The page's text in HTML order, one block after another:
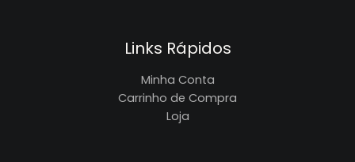
Links Rápidos
Minha Conta
Carrinho de Compra
Loja